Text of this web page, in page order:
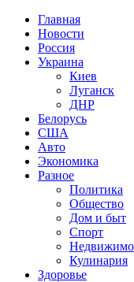
Главная
Новости
Россия
Украина
Киев
Луганск
ДНР
Белорусь
США
Авто
Экономика
Разное
Политика
Общество
Дом и быт
Спорт
Кулинария
Здоровье